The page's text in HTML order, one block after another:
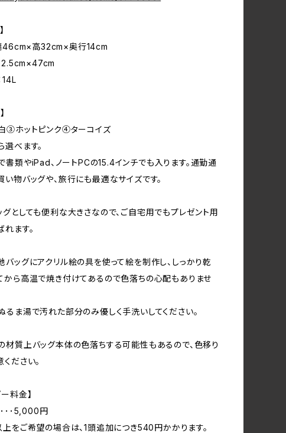
46cm×高32cm×奥行14cm
2.5cm×47cm
14L
ホットピンク④ターコイズ
選べます。
書類やiPad、ノートPCの15.4インチでも入ります。通勤通
い物バッグや、旅行にも最適なサイズです。
グとしても便利な大きさなので、ご自宅用でもプレゼント用
れます。
バッグにアクリル絵の具を使って絵を制作し、しっかり乾
から高温で焼き付けてあるので色落ちの心配もありませ
るま湯で汚れた部分のみ優しく手洗いしてください。
材質上バッグ本体の色落ちする可能性もあるので、色移り
ださい。
料金】
･･･5,000円
をご希望の場合は、1頭追加につき540円かかります。